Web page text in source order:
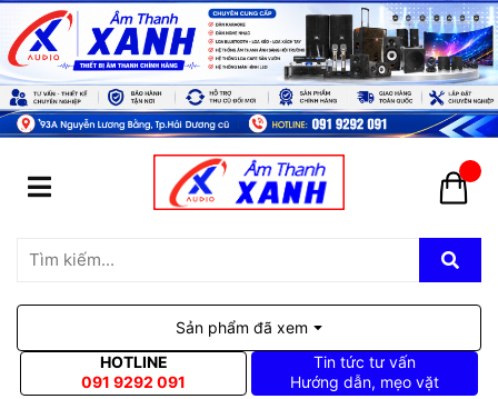
Sản phẩm đã xem
HOTLINE
091 9292 091
Tin tức tư vấn
Hướng dẫn, mẹo vặt